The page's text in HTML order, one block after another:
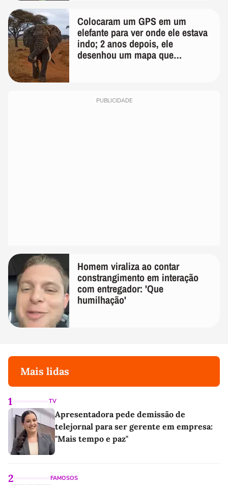
Colocaram um GPS em um
elefante para ver onde ele estava
indo; 2 anos depois, ele
desenhou um mapa que
PUBLICIDADE
Homem viraliza ao contar
constrangimento em interação
com entregador: 'Que
humilhação'
Mais lidas
1 TV
Apresentadora pede demissão de
telejornal para ser gerente em empresa:
"Mais tempo e paz"
2 FAMOSOS